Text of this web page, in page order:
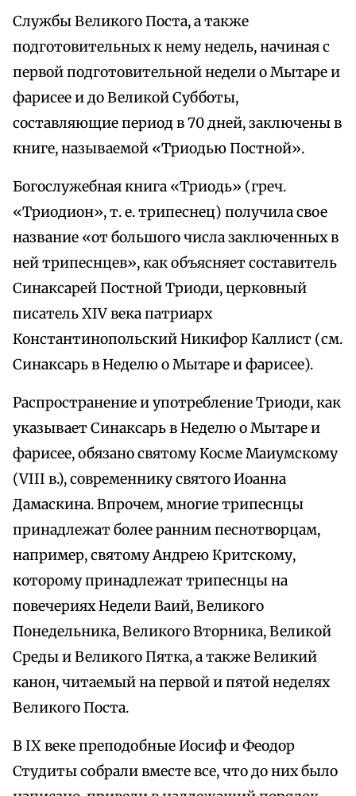
Службы Великого Поста, а также
подготовительных к нему недель, начиная с
первой подготовительной недели о Мытаре и
фарисее и до Великой Субботы,
составляющие период в 70 дней, заключены в
книге, называемой «Триодью Постной».
Богослужебная книга «Триодь» (греч.
«Триодион», т. е. трипеснец) получила свое
название «от большого числа заключенных в
ней трипеснцев», как объясняет составитель
Синаксарей Постной Триоди, церковный
писатель XIV века патриарх
Константинопольский Никифор Каллист (см.
Синаксарь в Неделю о Мытаре и фарисее).
Распространение и употребление Триоди, как
указывает Синаксарь в Неделю о Мытаре и
фарисее, обязано святому Косме Маиумскому
(VIII в.), современнику святого Иоанна
Дамаскина. Впрочем, многие трипеснцы
принадлежат более ранним песнотворцам,
например, святому Андрею Критскому,
которому принадлежат трипеснцы на
повечериях Недели Ваий, Великого
Понедельника, Великого Вторника, Великой
Среды и Великого Пятка, а также Великий
канон, читаемый на первой и пятой неделях
Великого Поста.
В IX веке преподобные Иосиф и Феодор
Студиты собрали вместе все, что до них было